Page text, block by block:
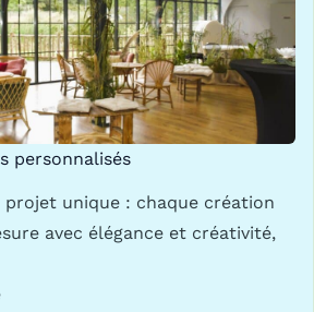
personnalisés
projet unique : chaque création
avec élégance et créativité,